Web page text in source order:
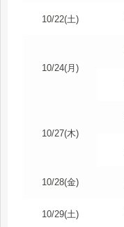
10/22(土)
10/24(月)
10/27(木)
10/28(金)
10/29(土)